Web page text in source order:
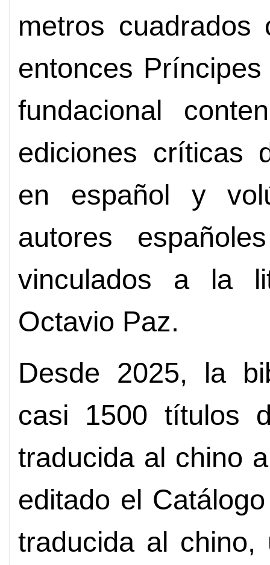
metros
entonces
fundacional
ediciones críticas
en español y
autores
vinculados a la
Octavio Paz.
Desde 2025, la
casi 1500 títulos
traducida al chino
editado el
traducida al chino,